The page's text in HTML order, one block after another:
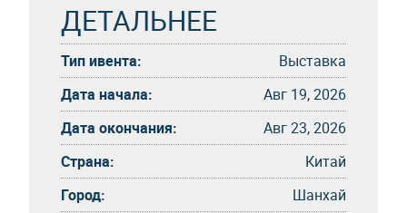
ДЕТАЛЬНЕЕ
Тип ивента:
Выставка
Дата начала:
Авг 19, 2026
Дата окончания:
Авг 23, 2026
Страна:
Китай
Город:
Шанхай